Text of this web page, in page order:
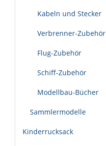
Kabeln und Stecker
Verbrenner-Zubehör
Flug-Zubehör
Schiff-Zubehör
Modellbau-Bücher
Sammlermodelle
Kinderrucksack